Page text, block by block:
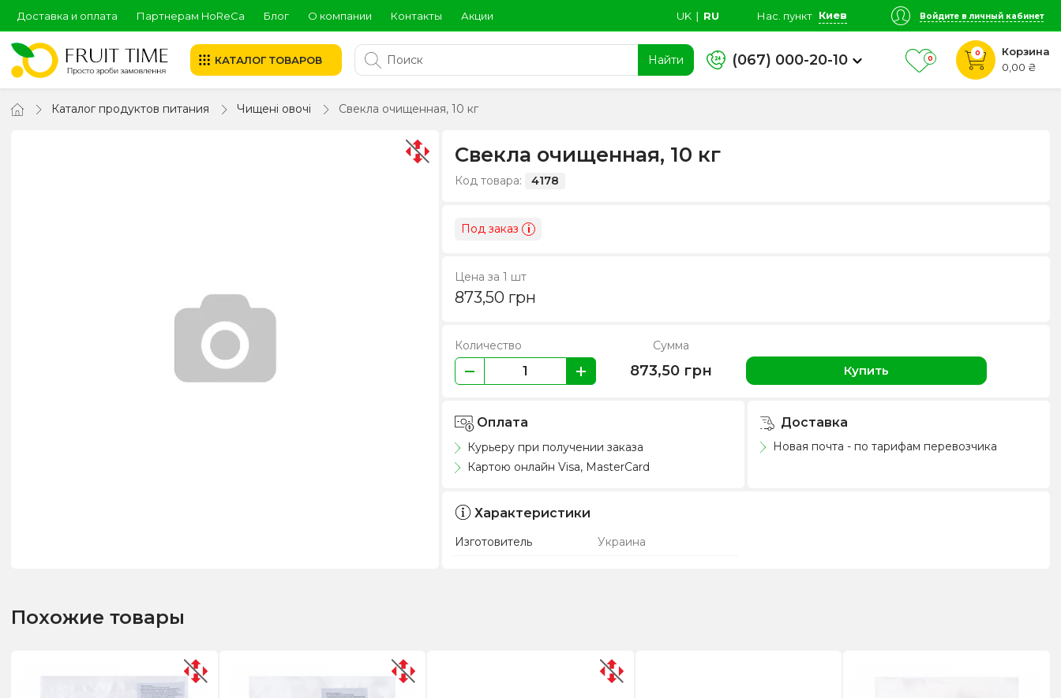
Доставка и оплата Партнерам HoReCa Блог О компании Контакты Акции UK ∣ RU Нас. пункт Киев Войдите в личный кабинет
КАТАЛОГ ТОВАРОВ Найти (067) 000-20-10 0
0
Корзина
0,00 ₴
Каталог продуктов питания Чищені овочі Свекла очищенная, 10 кг
Свекла очищенная, 10 кг
Код товара: 4178
Под заказ i
Цена за 1 шт
873,50 грн
Количество Сумма
873,50 грн Купить
Оплата
Курьеру при получении заказа
Картою онлайн Visa, MasterCard
Доставка
Новая почта - по тарифам перевозчика
Характеристики
Изготовитель Украина
Похожие товары